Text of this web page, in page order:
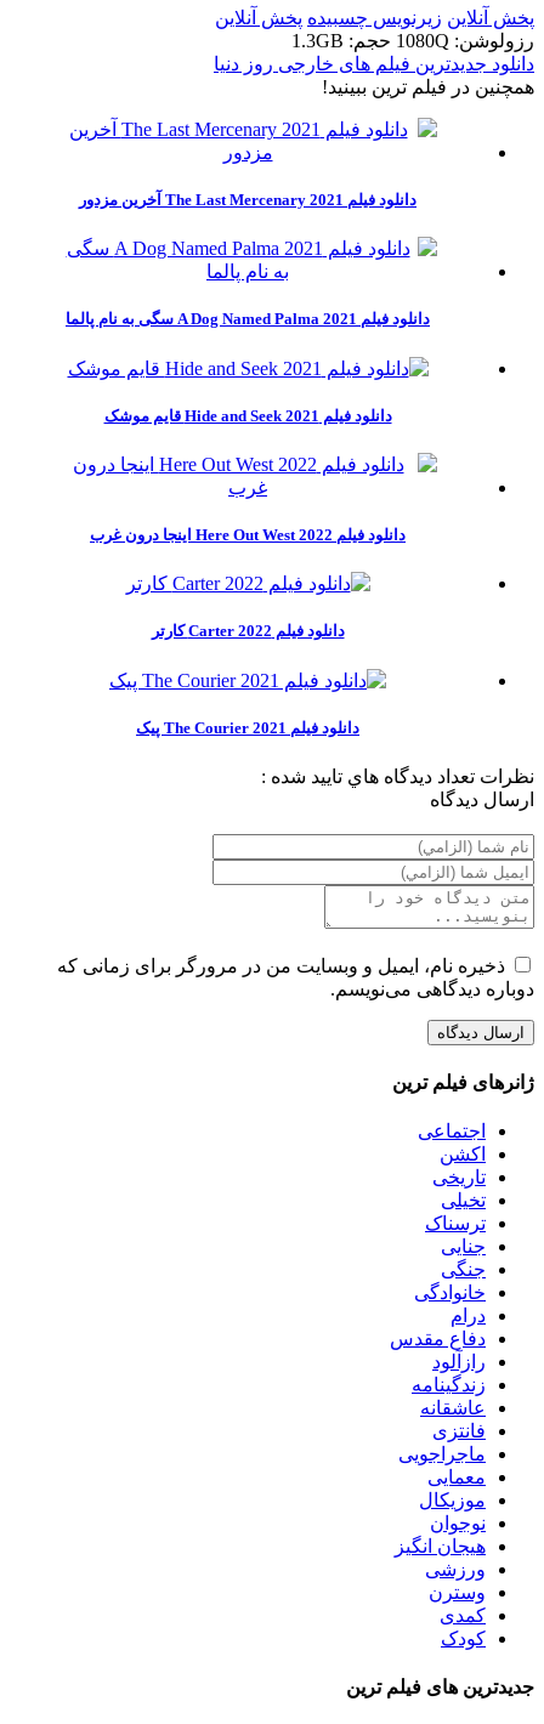
پخش آنلاین زیرنویس چسبیده پخش آنلاین
رزولوشن: 1080Q
حجم: 1.3GB
دانلود جدیدترین فیلم های خارجی روز دنیا
همچنين در فيلم ترين ببينيد!
دانلود فیلم The Last Mercenary 2021 آخرین مزدور
دانلود فیلم A Dog Named Palma 2021 سگی به نام پالما
دانلود فیلم Hide and Seek 2021 قایم موشک
دانلود فیلم Here Out West 2022 اینجا درون غرب
دانلود فیلم Carter 2022 کارتر
دانلود فیلم The Courier 2021 پیک
نظرات تعداد ديدگاه هاي تاييد شده :
ارسال ديدگاه
ذخیره نام، ایمیل و وبسایت من در مرورگر برای زمانی که
دوباره دیدگاهی می‌نویسم.
ژانرهای فیلم ترین
اجتماعی
اکشن
تاریخی
تخیلی
ترسناک
جنایی
جنگی
خانوادگی
درام
دفاع مقدس
رازآلود
زندگینامه
عاشقانه
فانتزی
ماجراجویی
معمایی
موزیکال
نوجوان
هیجان انگیز
ورزشی
وسترن
کمدی
کودک
جدیدترین های فیلم ترین